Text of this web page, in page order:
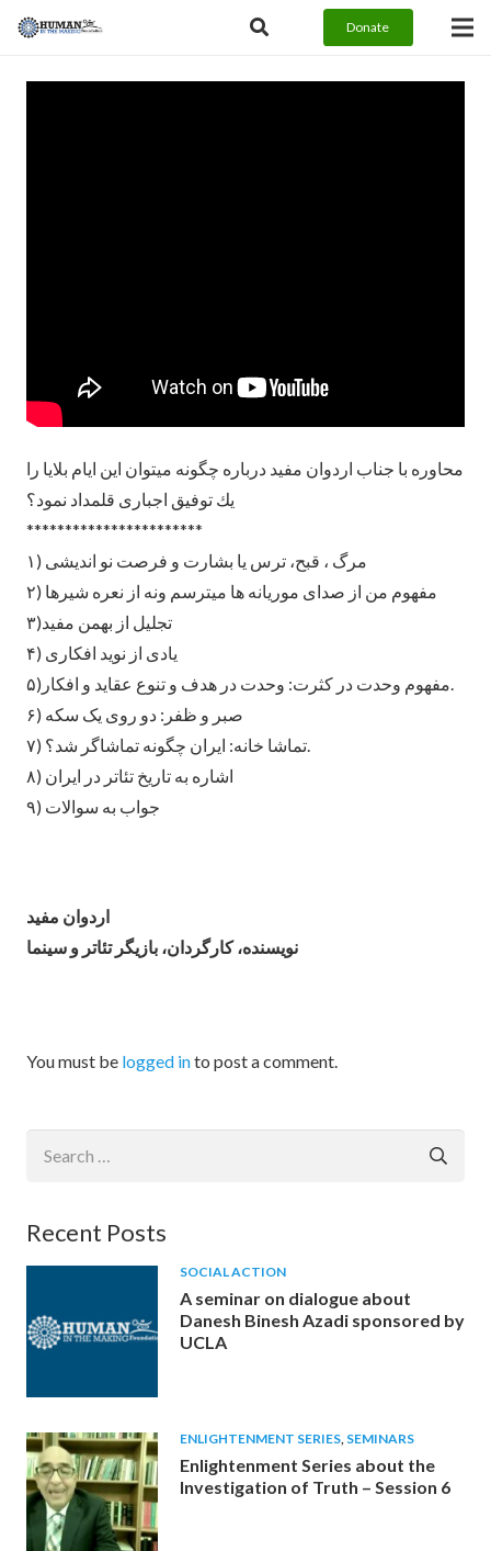
Donate
محاوره با جناب اردوان مفید درباره چگونه میتوان این ایام بلایا را
يك توفیق اجباری قلمداد نمود؟
***********************
۱) مرگ ، قبح، ترس یا بشارت و فرصت نو اندیشی
۲) مفهوم من از صدای موریانه ها میترسم ‌ونه از نعره شیرها
۳)تجلیل از بهمن مفید
۴) یادی از نوید افکاری
۵)مفهوم وحدت در کثرت: وحدت در هدف و تنوع عقاید و افکار.
۶) صبر ‌و ظفر: دو روی یک سکه
۷) تماشا خانه: ایران چگونه تماشاگر شد؟.
۸) اشاره به تاریخ تئاتر در ایران
۹) جواب به سوالات
اردوان مفید
نویسنده، کارگردان، بازیگر تئاتر و سینما
You must be logged into post a comment.
Recent Posts
SOCIAL ACTION
A seminar on dialogue about
Danesh Binesh Azadi sponsored by
UCLA
ENLIGHTENMENT SERIES, SEMINARS
Enlightenment Series about the
Investigation of Truth – Session 6